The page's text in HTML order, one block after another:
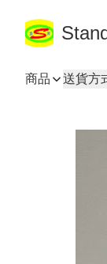
商品 送貨方